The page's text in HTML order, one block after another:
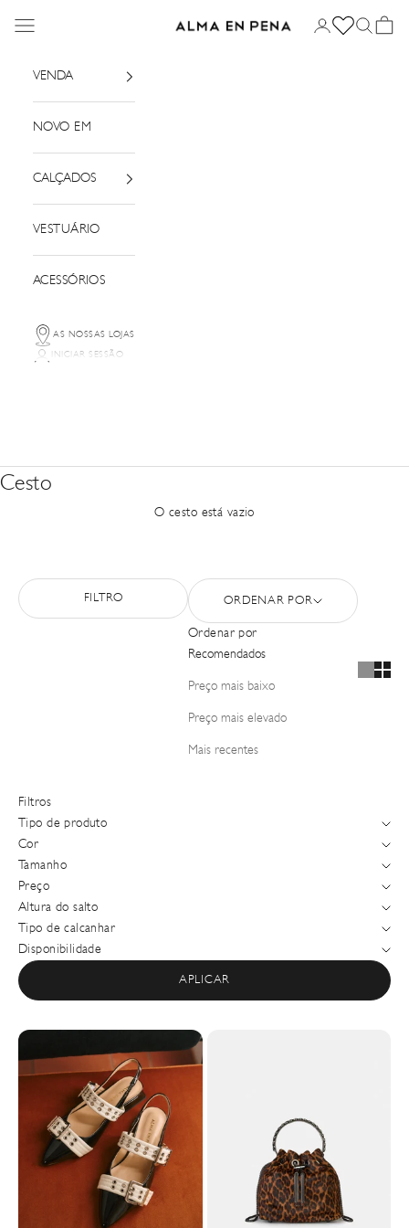
Alma em Pena
Menu Iniciar sessão
Pesquisar
Cesto
VENDA
NOVO EM
CALÇADOS
VESTUÁRIO
ACESSÓRIOS
AS NOSSAS LOJAS
INICIAR SESSÃO
Cesto
O cesto está vazio
FILTRO ORDENAR POR
Ordenar por
Recomendados
Preço mais baixo
Preço mais elevado
Mais recentes
Filtros
Tipo de produto
Cor
Tamanho
Preço
Altura do salto
Tipo de calcanhar
Disponibilidade
APLICAR